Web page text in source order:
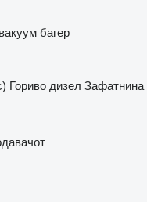
багер
Гориво дизел Зафатнина